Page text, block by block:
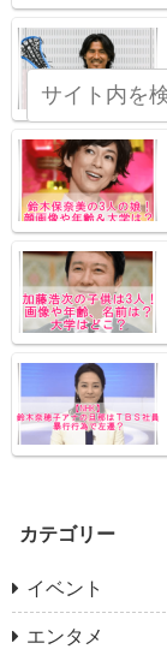
カテゴリー
イベント
エンタメ